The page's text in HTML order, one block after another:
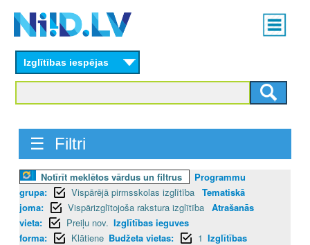
content
Main
menu
Izglītības iespējas
☰ Filtri
Notīrīt meklētos vārdus un filtrus
Programmu
grupa:
Vispārējā pirmsskolas izglītība Tematiskā
joma:
Vispārizglītojoša rakstura izglītība Atrašanās
vieta:
Preiļu nov. Izglītības ieguves
forma:
Klātiene Budžeta vietas: 1 Izglītības